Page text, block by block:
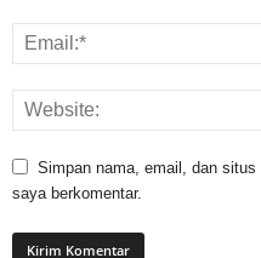
Simpan nama, email, dan
saya berkomentar.